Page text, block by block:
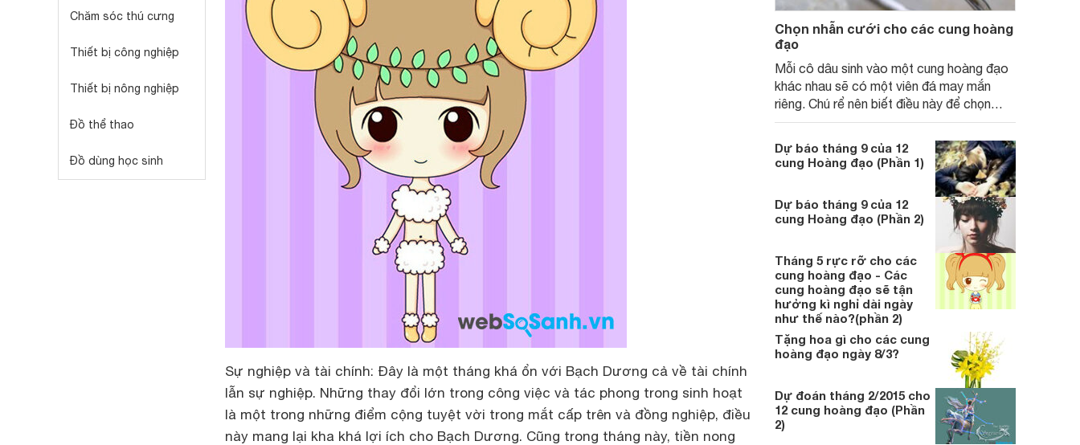
Chăm sóc thú cưng
Thiết bị công nghiệp
Thiết bị nông nghiệp
Đồ thể thao
Đồ dùng học sinh
Sự nghiệp và tài chính: Đây là một tháng khá ổn với Bạch Dương cả về tài chính
lẫn sự nghiệp. Những thay đổi lớn trong công việc và tác phong trong sinh hoạt
là một trong những điểm cộng tuyệt vời trong mắt cấp trên và đồng nghiệp, điều
này mang lại kha khá lợi ích cho Bạch Dương. Cũng trong tháng này, tiền nong
Chọn nhẫn cưới cho các cung hoàng
đạo
Mỗi cô dâu sinh vào một cung hoàng đạo
khác nhau sẽ có một viên đá may mắn
riêng. Chú rể nên biết điều này để chọn
nhẫn đính hôn gắn đá phù hợp nhất.
Dự báo tháng 9 của 12
cung Hoàng đạo (Phần 1)
Dự báo tháng 9 của 12
cung Hoàng đạo (Phần 2)
Tháng 5 rực rỡ cho các
cung hoàng đạo - Các
cung hoàng đạo sẽ tận
hưởng kì nghỉ dài ngày
như thế nào?(phần 2)
Tặng hoa gì cho các cung
hoàng đạo ngày 8/3?
Dự đoán tháng 2/2015 cho
12 cung hoàng đạo (Phần
2)